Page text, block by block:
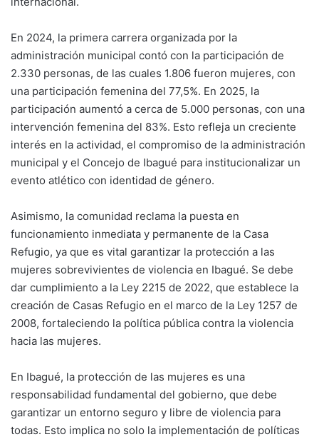
En 2024, la primera carrera organizada por la
administración municipal contó con la participación de
2.330 personas, de las cuales 1.806 fueron mujeres, con
una participación femenina del 77,5%. En 2025, la
participación aumentó a cerca de 5.000 personas, con una
intervención femenina del 83%. Esto refleja un creciente
interés en la actividad, el compromiso de la administración
municipal y el Concejo de Ibagué para institucionalizar un
evento atlético con identidad de género.
Asimismo, la comunidad reclama la puesta en
funcionamiento inmediata y permanente de la Casa
Refugio, ya que es vital garantizar la protección a las
mujeres sobrevivientes de violencia en Ibagué. Se debe
dar cumplimiento a la Ley 2215 de 2022, que establece la
creación de Casas Refugio en el marco de la Ley 1257 de
2008, fortaleciendo la política pública contra la violencia
hacia las mujeres.
En Ibagué, la protección de las mujeres es una
responsabilidad fundamental del gobierno, que debe
garantizar un entorno seguro y libre de violencia para
todas. Esto implica no solo la implementación de políticas